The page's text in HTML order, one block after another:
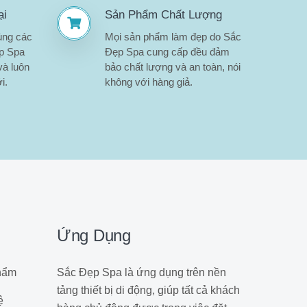
các
Spa
luôn
Sản Phẩm Chất Lượng
Mọi sản phẩm làm đẹp do Sắc
Đẹp Spa cung cấp đều đảm
bảo chất lượng và an toàn, nói
không với hàng giả.
Ứng Dụng
Sắc Đẹp Spa là ứng dụng trên nền
tảng thiết bị di động, giúp tất cả khách